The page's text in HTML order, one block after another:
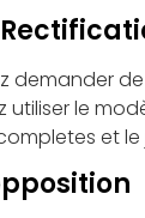
demander
utiliser le
et